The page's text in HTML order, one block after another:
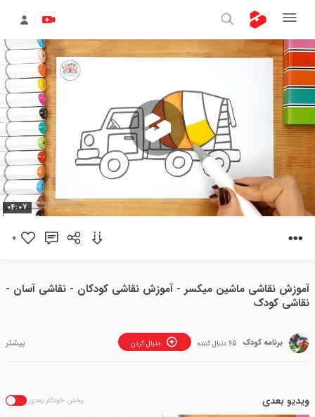
04:07
0
آموزش نقاشی ماشین میکسر - آموزش نقاشی کودکان - نقاشی آسان -
نقاشی کودک
برنامه کودک دنبال کردن 65 دنبال کننده
ویدیو بعدی پخش خودکار بعدی